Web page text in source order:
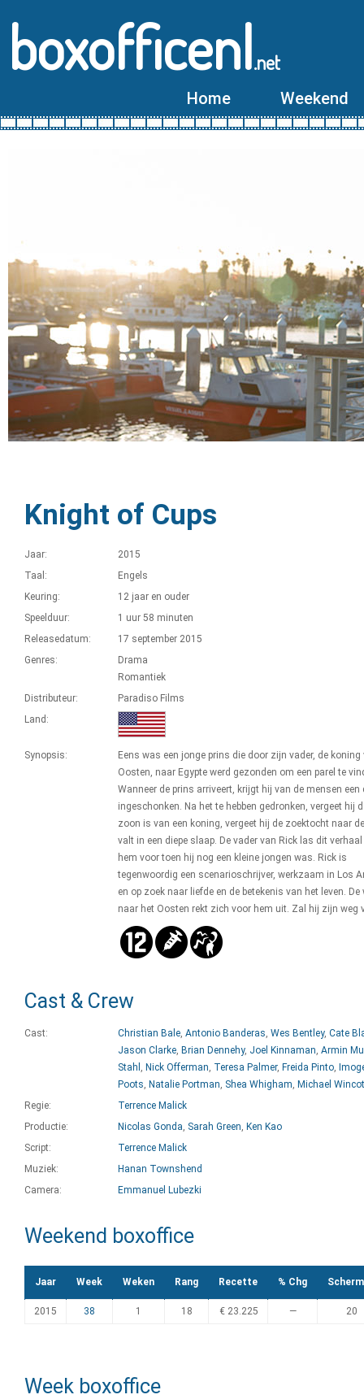
boxofficenl.net
Home Weekend
Knight of Cups
Jaar:
2015
Taal:
Engels
Keuring:
12 jaar en ouder
Speelduur:
1 uur 58 minuten
Releasedatum:
17 september 2015
Genres:
Drama
Romantiek
Distributeur:
Paradiso Films
Land:
Synopsis:
Eens was een jonge prins die door zijn vader, de koning
Oosten, naar Egypte werd gezonden om een parel te
Wanneer de prins arriveert, krijgt hij van de mensen een
ingeschonken. Na het te hebben gedronken, vergeet hij
zoon is van een koning, vergeet hij de zoektocht naar
valt in een diepe slaap. De vader van Rick las dit
hem voor toen hij nog een kleine jongen was. Rick is
tegenwoordig een scenarioschrijver, werkzaam in Los
en op zoek naar liefde en de betekenis van het leven. De
naar het Oosten rekt zich voor hem uit. Zal hij zijn weg
Cast & Crew
Cast: Christian Bale, Antonio Banderas, Wes Bentley, Cate
Jason Clarke, Brian Dennehy, Joel Kinnaman, Armin
Stahl , Nick Offerman, Teresa Palmer, Freida Pinto,
Poots, Natalie Portman, Shea Whigham, Michael
Regie:
Terrence Malick
Productie:
Nicolas Gonda, Sarah Green, Ken Kao
Script:
Terrence Malick
Muziek:
Hanan Townshend
Camera:
Emmanuel Lubezki
Weekend boxoffice
Jaar Week Weken Rang Recette % Chg
2015 38 1 18 € 23.225 — 20
Week boxoffice